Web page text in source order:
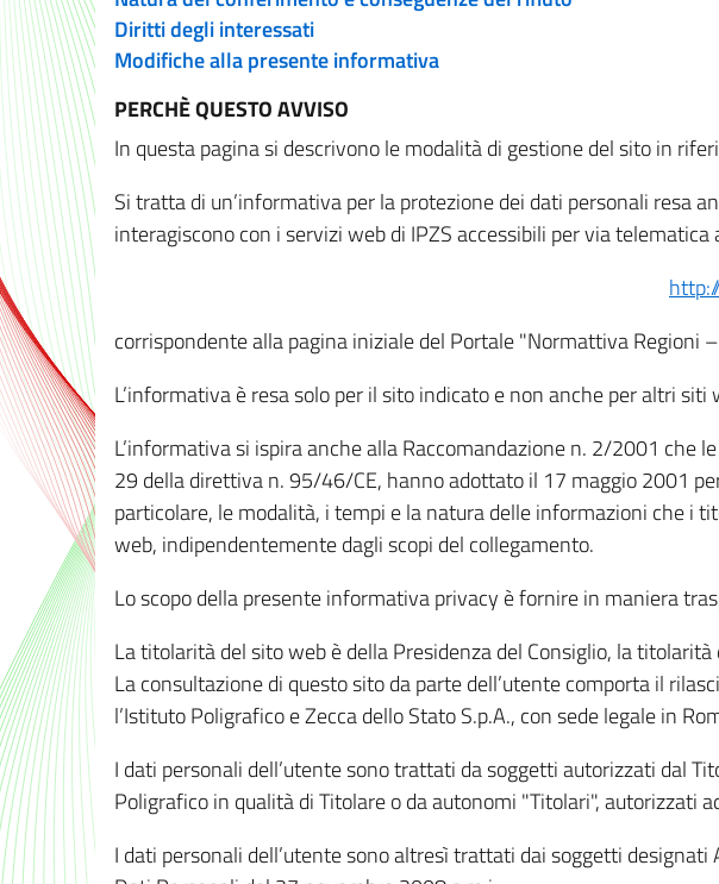
Diritti degli interessati
Modifiche alla presente informativa
PERCHÈ QUESTO AVVISO
In questa pagina si descrivono le modalità di gestione del sito in
Si tratta di un’informativa per la protezione dei dati personali resa
interagiscono con i servizi web di IPZS accessibili per via telematica
corrispondente alla pagina iniziale del Portale "Normattiva Regioni
L’informativa è resa solo per il sito indicato e non anche per altri
L’informativa si ispira anche alla Raccomandazione n. 2/2001 che
29 della direttiva n. 95/46/CE, hanno adottato il 17 maggio 2001
particolare, le modalità, i tempi e la natura delle informazioni che i
web, indipendentemente dagli scopi del collegamento.
Lo scopo della presente informativa privacy è fornire in maniera
La titolarità del sito web è della Presidenza del Consiglio, la
La consultazione di questo sito da parte dell’utente comporta il
l’Istituto Poligrafico e Zecca dello Stato S.p.A., con sede legale in
I dati personali dell’utente sono trattati da soggetti autorizzati dal
Poligrafico in qualità di Titolare o da autonomi "Titolari", autorizzati
I dati personali dell’utente sono altresì trattati dai soggetti